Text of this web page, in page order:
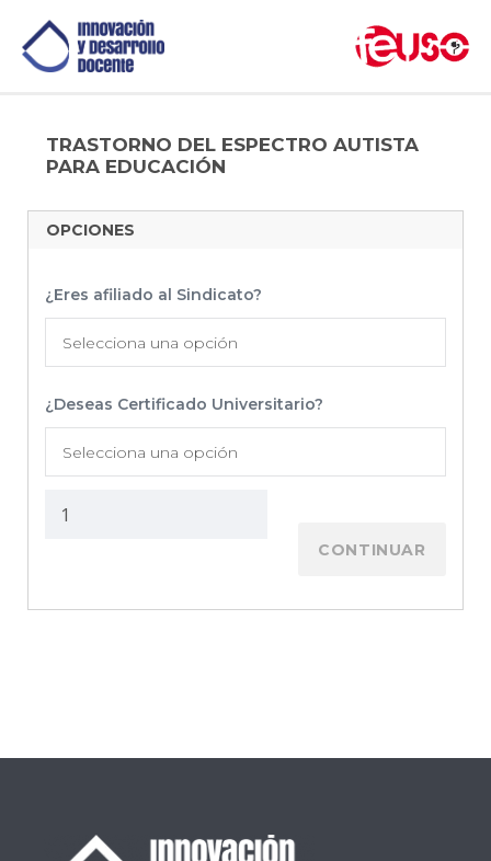
TRASTORNO DEL ESPECTRO AUTISTA
PARA EDUCACIÓN
OPCIONES
¿Eres afiliado al Sindicato?
Selecciona una opción
¿Deseas Certificado Universitario?
Selecciona una opción
CONTINUAR